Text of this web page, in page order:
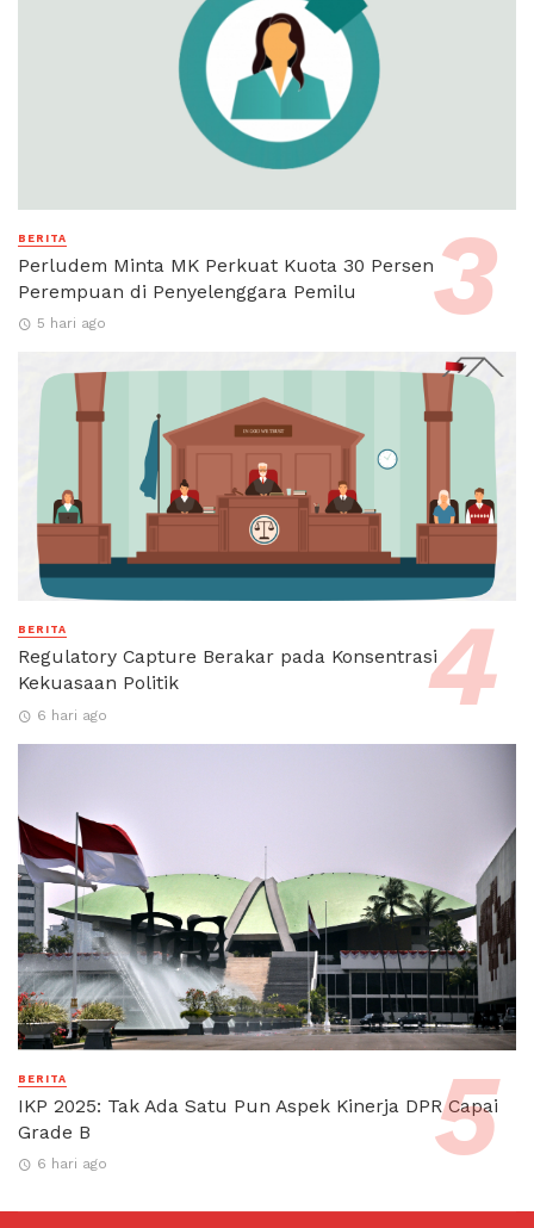
BERITA
Perludem Minta MK Perkuat Kuota 30 Persen
Perempuan di Penyelenggara Pemilu
5 hari ago
BERITA
Regulatory Capture Berakar pada Konsentrasi
Kekuasaan Politik
6 hari ago
BERITA
IKP 2025: Tak Ada Satu Pun Aspek Kinerja DPR Capai
Grade B
6 hari ago